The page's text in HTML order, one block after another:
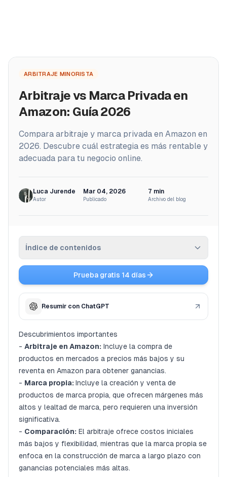
ProfitPath
arbitraje
ProfitGo
ProfitDesk SOON
Gestiona toda tu operación Amazon FBA en un solo
MÁS
Reseñas
Planes
Afiliados
Blog
🇪🇸
Home
ARBITRAJE MINORISTA
Arbitraje vs Marca Privada en
Amazon: Guía 2026
Compara arbitraje y marca privada en Amazon en
2026. Descubre cuál estrategia es más rentable y
adecuada para tu negocio online.
Luca Jurende
Autor
Mar 04, 2026
Publicado
7 min
Archivo del blog
Índice de contenidos
comparación profunda
Las ventajas: ¿Por qué elegir marca privada?
Los inconvenientes y desafíos de la marca privada
¿Qué es la Arbitraje de Amazon / Arbitraje en Línea?
Ventajas del arbitraje en línea de Amazon Retail
Desventajas del arbitraje minorista de Amazon
Comparación con la marca privada de Amazon
Combinación de ambas estrategias (Arbitraje de
Amazon vs Marca Privada de Amazon)
Consideraciones estratégicas
Prueba gratis 14 días
Resumir con ChatGPT
Descubrimientos importantes
- Arbitraje en Amazon: Incluye la compra de
productos en mercados a precios más bajos y su
reventa en Amazon para obtener ganancias.
- Marca propia:Incluye la creación y venta de
productos de marca propia, que ofrecen márgenes más
altos y lealtad de marca, pero requieren una inversión
significativa.
- Comparación: El arbitraje ofrece costos iniciales
más bajos y flexibilidad, mientras que la marca propia se
enfoca en la construcción de marca a largo plazo con
ganancias potenciales más altas.